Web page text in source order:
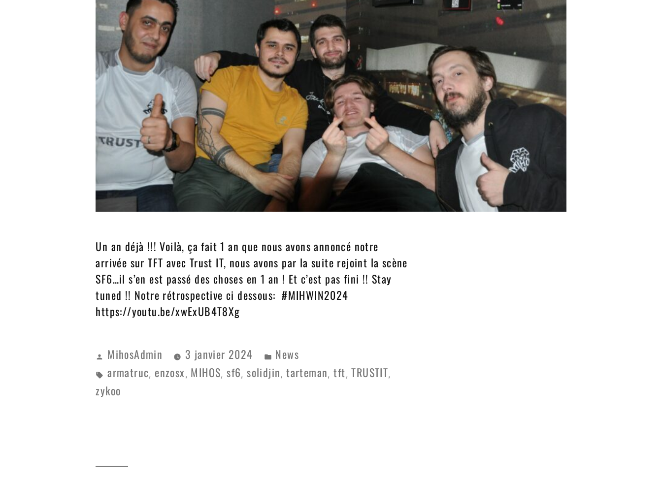
Un an déjà !!! Voilà, ça fait 1 an que nous avons annoncé notre
arrivée sur TFT avec Trust IT, nous avons par la suite rejoint la scène
SF6…il s’en est passé des choses en 1 an ! Et c’est pas fini !! Stay
tuned !! Notre rétrospective ci dessous: #MIHWIN2024
https://youtu.be/xwExUB4T8Xg
MihosAdmin 3 janvier 2024
News
armatruc, enzosx , MIHOS,sf6,solidjin,tarteman,tft, TRUSTIT,
zykoo